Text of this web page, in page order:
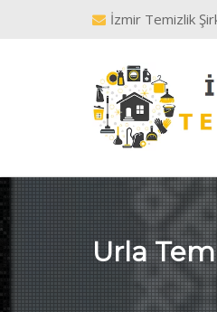
İzmir Temizlik
Urla